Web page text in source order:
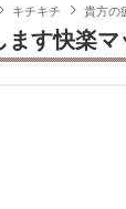
キチキチ 貴方の
す快楽